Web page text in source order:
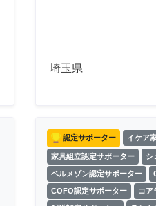
埼玉県
認定サポーター イケア
家具組立認定サポーター シ
ベルメゾン認定サポーター
COFO認定サポーター コア